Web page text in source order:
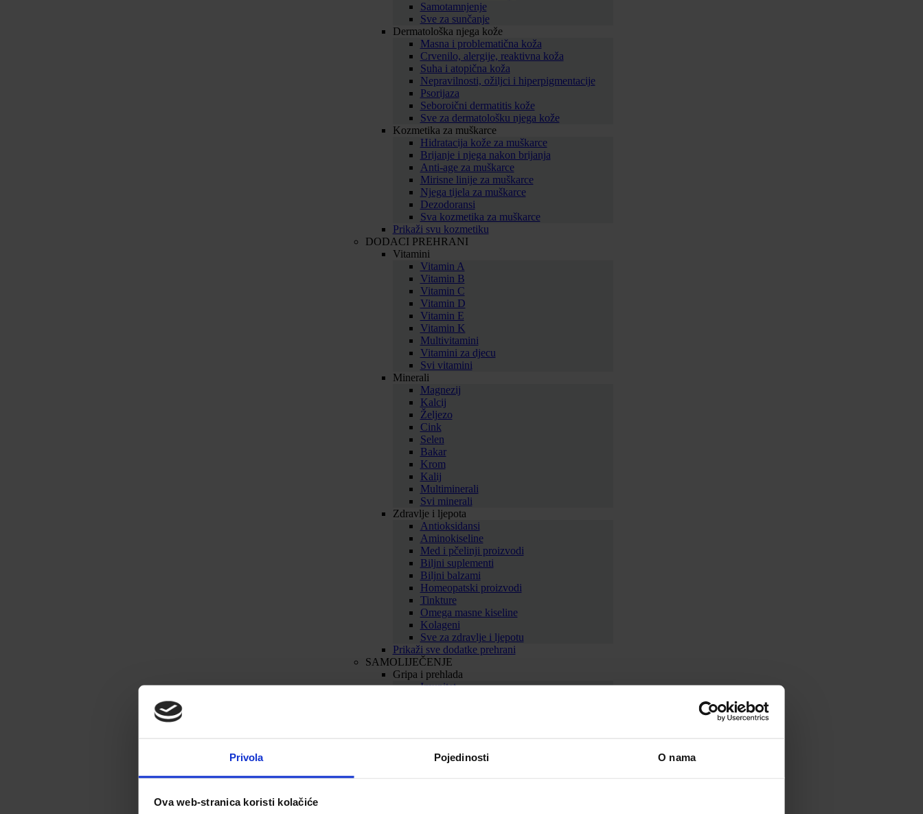
Privola Pojedinosti O nama
Ova web-stranica koristi kolačiće
Samotamnjenje
Sve za sunčanje
Dermatološka njega kože
Masna i problematična koža
Crvenilo, alergije, reaktivna koža
Suha i atopična koža
Nepravilnosti, ožiljci i hiperpigmentacije
Psorijaza
Seboroični dermatitis kože
Sve za dermatološku njega kože
Kozmetika za muškarce
Hidratacija kože za muškarce
Brijanje i njega nakon brijanja
Anti-age za muškarce
Mirisne linije za muškarce
Njega tijela za muškarce
Dezodoransi
Sva kozmetika za muškarce
Prikaži svu kozmetiku
DODACI PREHRANI
Vitamini
Vitamin A
Vitamin B
Vitamin C
Vitamin D
Vitamin E
Vitamin K
Multivitamini
Vitamini za djecu
Svi vitamini
Minerali
Magnezij
Kalcij
Željezo
Cink
Selen
Bakar
Krom
Kalij
Multiminerali
Svi minerali
Zdravlje i ljepota
Antioksidansi
Aminokiseline
Med i pčelinji proizvodi
Biljni suplementi
Biljni balzami
Homeopatski proizvodi
Tinkture
Omega masne kiseline
Kolageni
Sve za zdravlje i ljepotu
Prikaži sve dodatke prehrani
SAMOLIJEČENJE
Gripa i prehlada
Imunitet
Srce